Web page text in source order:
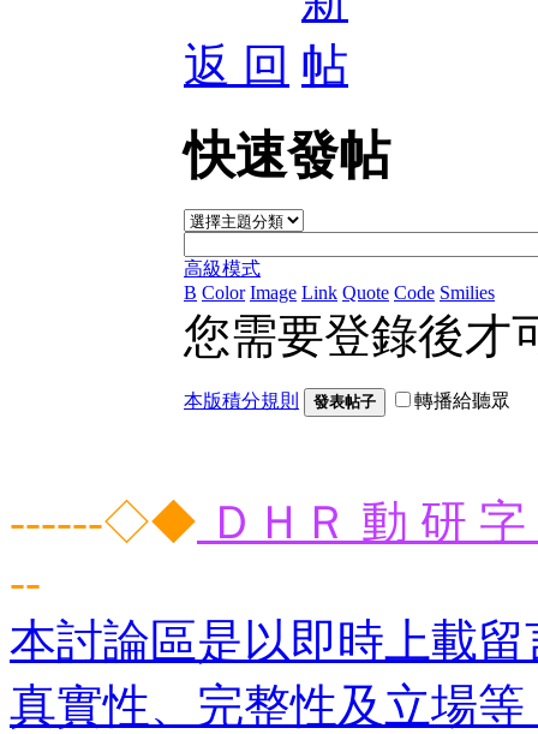
返 回
快速發帖
高級模式
B Color Image Link Quote Code Smilies
您需要登錄後才
本版積分規則 發表帖子 轉播給聽眾
------◇◆ ＤＨＲ 動 研
--
本討論區是以即時上載
真實性、完整性及立場